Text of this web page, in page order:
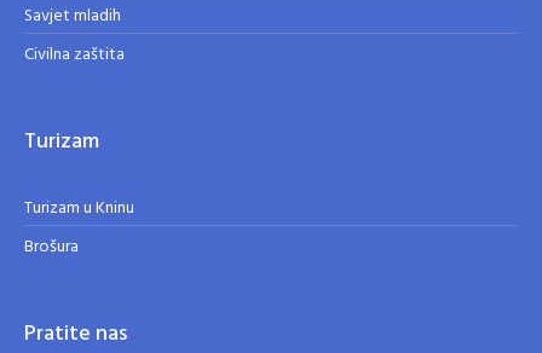
Savjet mladih
Civilna zaštita
Turizam
Turizam u Kninu
Brošura
Pratite nas